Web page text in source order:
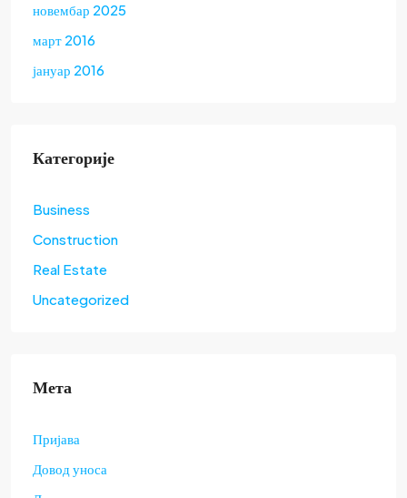
новембар 2025
март 2016
јануар 2016
Категорије
Business
Construction
Real Estate
Uncategorized
Мета
Пријава
Довод уноса